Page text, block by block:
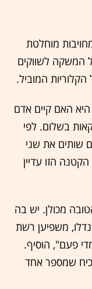
מוחלטת
המשקה לשווקים
המוביל.
האם קיים אדם
בשלום. לפי
10% מהצרכנים שותים את שני
הזו עדיין
מכולן. יש בה
משפיען רשת
פעם", הוסיף.
שמספר אחד